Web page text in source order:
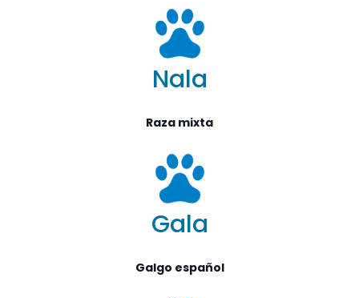
Nala
Raza mixta
Gala
Galgo español